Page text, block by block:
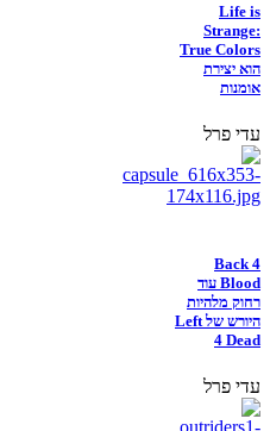
Life is
Strange:
True Colors
הוא יצירת
אומנות
עדי פרל
Back 4
Blood עוד
רחוק מלהיות
היורש של Left
4 Dead
עדי פרל